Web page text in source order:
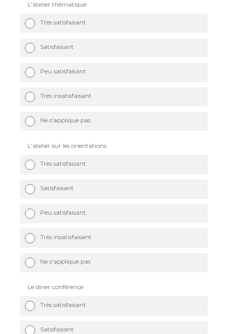
L'atelier thématique
Très satisfaisant
Satisfaisant
Peu satisfaisant
Très insatisfaisant
Ne s'applique pas
L'atelier sur les orientations
Très satisfaisant
Satisfaisant
Peu satisfaisant
Très insatisfaisant
Ne s'applique pas
Le dîner conférence
Très satisfaisant
Satisfaisant